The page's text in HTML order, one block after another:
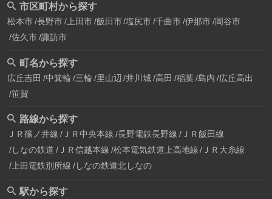
市区町村から探す
松本市 長野市 上田市 飯田市 塩尻市 千曲市 伊那市 岡谷市
佐久市 諏訪市
町名から探す
広丘吉田 中箕輪 三輪 里山辺 井川城 高田 稲葉 島内 広丘高出
笹賀
路線から探す
ＪＲ篠ノ井線 ＪＲ中央本線 長野電鉄長野線 ＪＲ飯田線
しなの鉄道 ＪＲ信越本線 松本電気鉄道上高地線
ＪＲ大糸線
上田電鉄別所線 しなの鉄道北しなの
駅から探す